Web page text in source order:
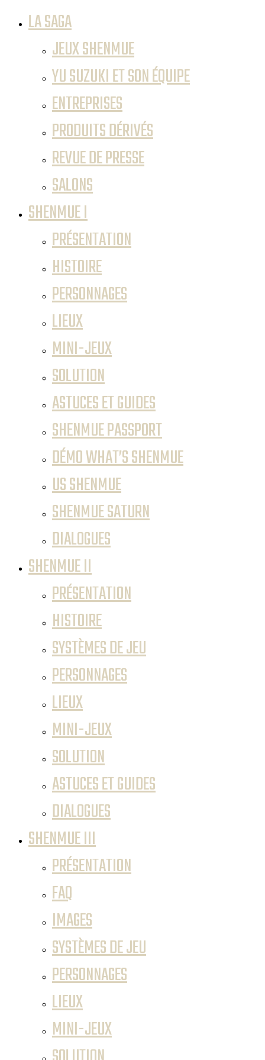
LA SAGA
JEUX SHENMUE
YU SUZUKI ET SON ÉQUIPE
ENTREPRISES
PRODUITS DÉRIVÉS
REVUE DE PRESSE
SALONS
SHENMUE I
PRÉSENTATION
HISTOIRE
PERSONNAGES
LIEUX
MINI-JEUX
SOLUTION
ASTUCES ET GUIDES
SHENMUE PASSPORT
DÉMO WHAT’S SHENMUE
US SHENMUE
SHENMUE SATURN
DIALOGUES
SHENMUE II
PRÉSENTATION
HISTOIRE
SYSTÈMES DE JEU
PERSONNAGES
LIEUX
MINI-JEUX
SOLUTION
ASTUCES ET GUIDES
DIALOGUES
SHENMUE III
PRÉSENTATION
FAQ
IMAGES
SYSTÈMES DE JEU
PERSONNAGES
LIEUX
MINI-JEUX